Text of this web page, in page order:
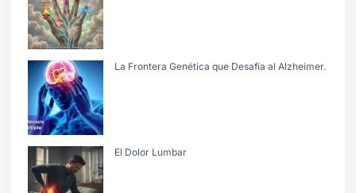
La Frontera Genética que Desafía al Alzheimer.
El Dolor Lumbar